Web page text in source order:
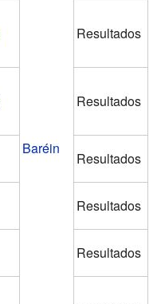
Baréin
Resultados
Resultados
Resultados
Resultados
Resultados